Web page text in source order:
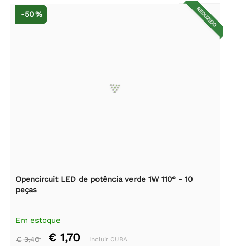
REDUZIDO
-50 %
Opencircuit LED de potência verde 1W 110° - 10
peças
Em estoque
€ 3,40 € 1,70 Incluir CUBA